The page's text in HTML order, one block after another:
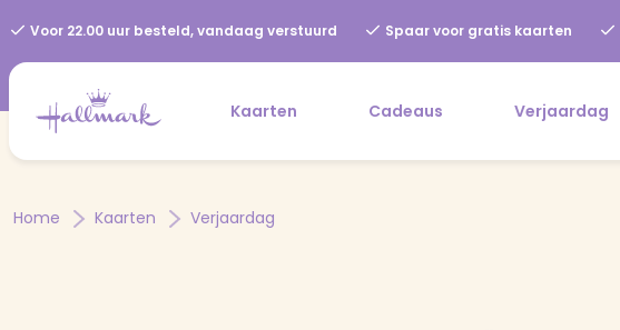
Voor 22.00 uur besteld, vandaag verstuurd Spaar voor gratis kaarten
Kaarten Cadeaus Verjaardag
Home Kaarten Verjaardag